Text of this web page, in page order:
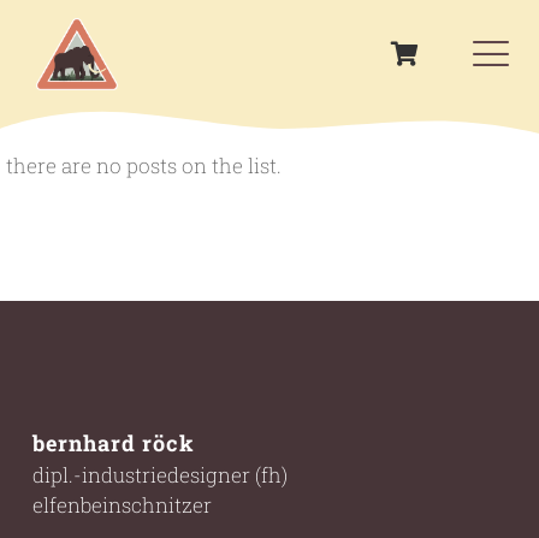
there are no posts on the list.
bernhard röck
dipl.-industriedesigner (fh)
elfenbeinschnitzer